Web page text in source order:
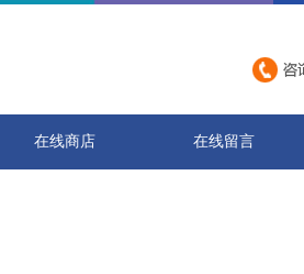
在线商店 在线留言